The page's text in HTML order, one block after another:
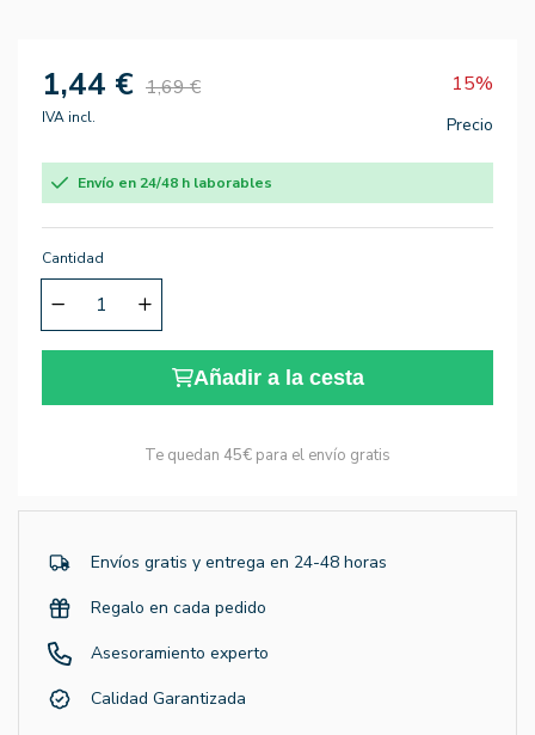
1,44 € 1,69 € 15%
IVA incl. Precio
Envío en 24/48 h laborables
Cantidad
Añadir a la cesta
Te quedan 45€ para el envío gratis
Envíos gratis y entrega en 24-48 horas
Regalo en cada pedido
Asesoramiento experto
Calidad Garantizada